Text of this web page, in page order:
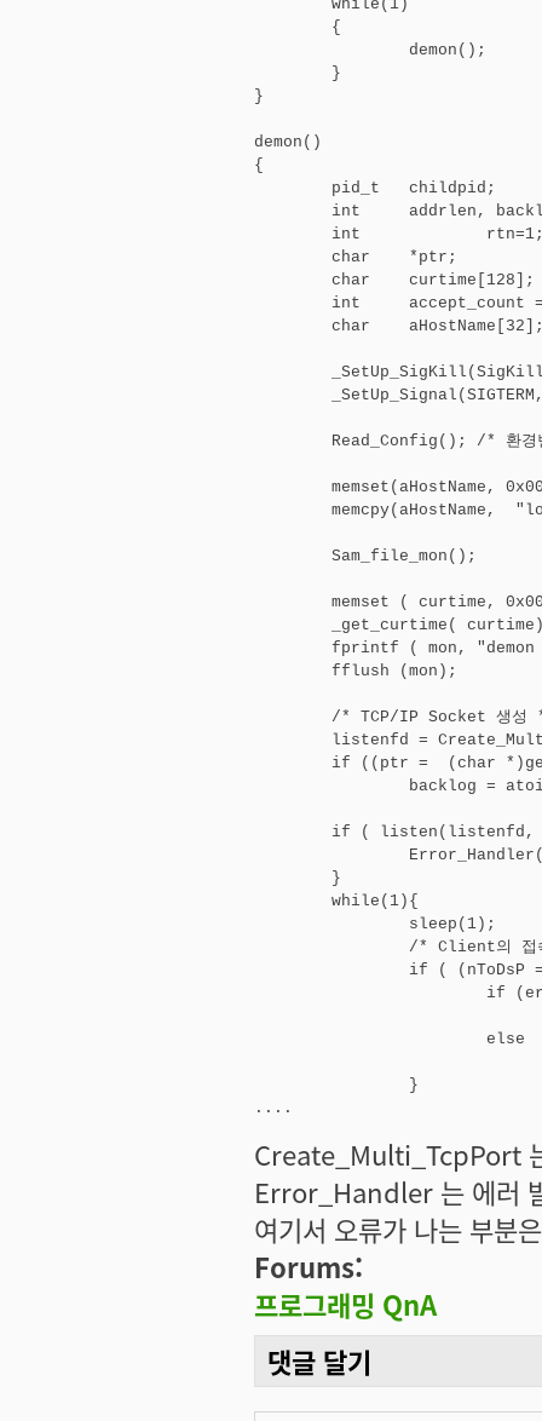
}
demon()
{
....
Create_Multi_TcpPort
Error_Handler 는 에러
여기서 오류가 나는 부
Forums:
프로그래밍 QnA
댓글 달기